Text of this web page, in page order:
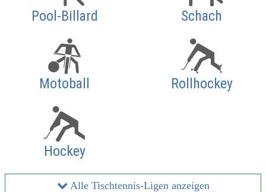
Pool-Billard Schach
Motoball Rollhockey
Hockey
Alle Tischtennis-Ligen anzeigen